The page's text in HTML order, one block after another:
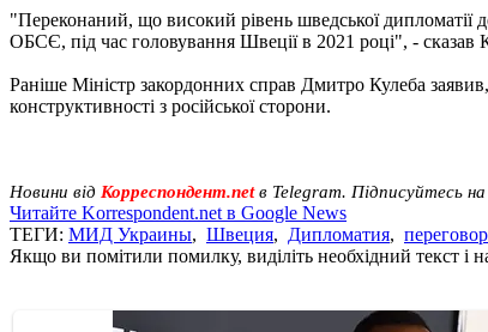
"Переконаний, що високий рівень шведської дипломатії
ОБСЄ, під час головування Швеції в 2021 році", - сказав
Раніше Міністр закордонних справ Дмитро Кулеба
конструктивності з російської сторони.
Новини від Корреспондент.netв Telegram. Підписуйтесь
Читайте Korrespondent.net в Google News
ТЕГИ: МИД Украины, Швеция, Дипломатия,
Якщо ви помітили помилку, виділіть необхідний текст і